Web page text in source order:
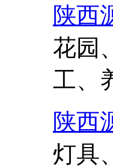
陕西
花园
工、
陕西
灯具